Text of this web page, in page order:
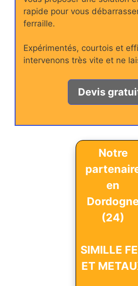
rapide pour vous
ferraille.
Expérimentés, courtois et
intervenons très vite et ne
Devis
Notre
en
(24)
SIMILLE
ET